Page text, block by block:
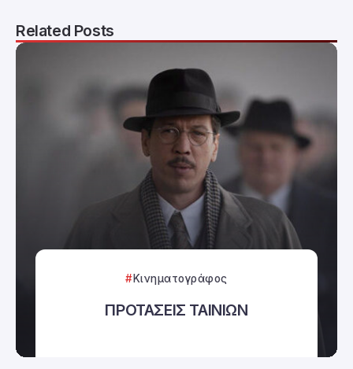
Related Posts
Κινηματογράφος
ΠΡΟΤΑΣΕΙΣ ΤΑΙΝΙΩΝ